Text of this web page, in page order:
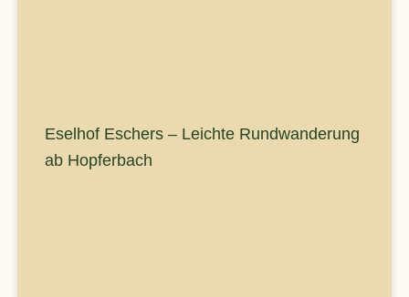
Eselhof Eschers – Leichte Rundwanderung
ab Hopferbach